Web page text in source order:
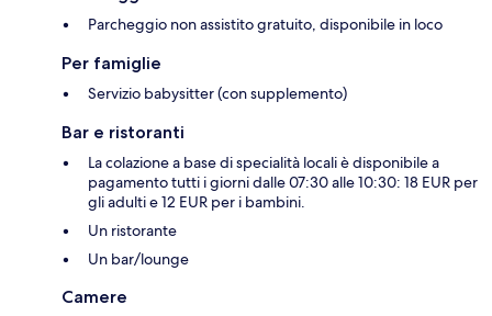
Parcheggio non assistito gratuito, disponibile in loco
Per famiglie
Servizio babysitter (con supplemento)
Bar e ristoranti
La colazione a base di specialità locali è disponibile a
pagamento tutti i giorni dalle 07:30 alle 10:30: 18 EUR per
gli adulti e 12 EUR per i bambini.
Un ristorante
Un bar/lounge
Camere